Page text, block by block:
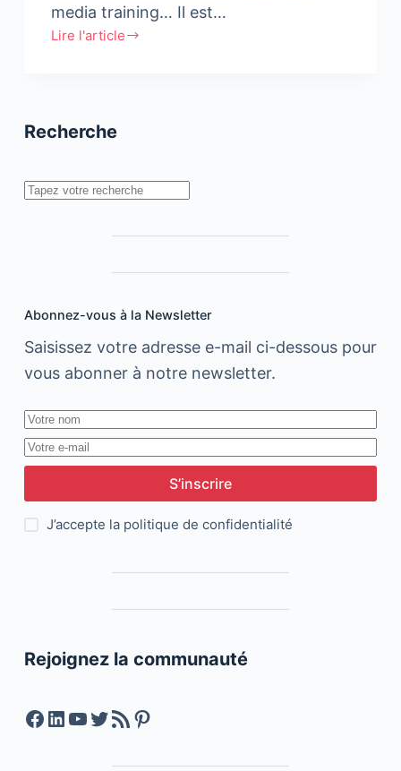
media training… Il est…
Lire l'article
Entretien
Directeur
Stratégie
Recherche
Rechercher
Abonnez-vous à la Newsletter
Saisissez votre adresse e-mail ci-dessous pour
vous abonner à notre newsletter.
S’inscrire
J’accepte la politique de confidentialité
Rejoignez la communauté
Facebook
LinkedIn
YouTube
Twitter
Feed RSSPinterest